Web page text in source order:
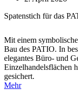
Spatenstich für das
Mit einem
Bau des PATIO. In
elegantes Büro- und
Einzelhandelsflächen
gesichert.
Mehr